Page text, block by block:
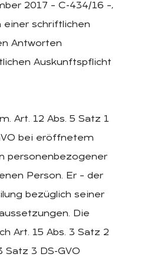
2017 – C-434/16 –,
einer schriftlichen
Antworten
Auskunftspflicht
Art. 12 Abs. 5 Satz 1
bei eröffnetem
personenbezogener
Person. Er – der
bezüglich seiner
Die
Art. 15 Abs. 3 Satz 2
Satz 3 DS-GVO